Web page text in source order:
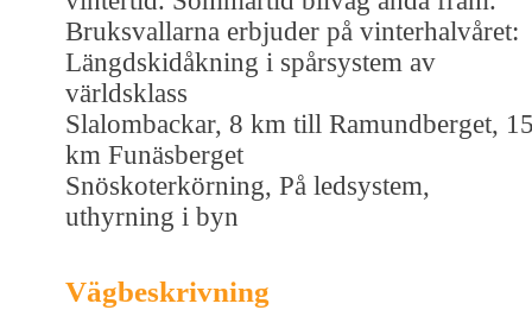
Bruksvallarna erbjuder på vinterhalvåret:
Längdskidåkning i spårsystem av
världsklass
Slalombackar, 8 km till Ramundberget,
km Funäsberget
Snöskoterkörning, På ledsystem,
uthyrning i byn
Vägbeskrivning